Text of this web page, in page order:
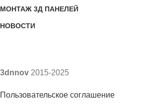
МОНТАЖ 3Д ПАНЕЛЕЙ
НОВОСТИ
3dnnov 2015-2025
Пользовательское соглашение